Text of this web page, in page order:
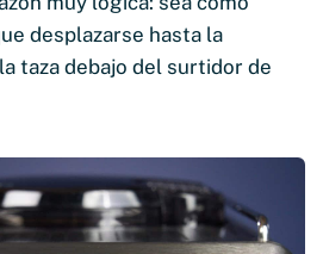
desplazarse hasta la
taza debajo del surtidor de